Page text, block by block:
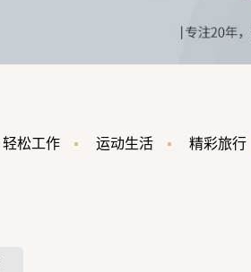
轻松工作 运动生活 精彩旅行